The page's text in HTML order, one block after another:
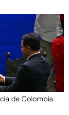
de Colombia